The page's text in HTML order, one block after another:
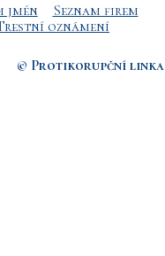
jmén
Seznam firem
oznámení
© Protikorupční linka